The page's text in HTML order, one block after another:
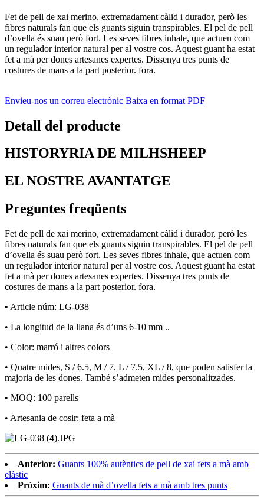
Fet de pell de xai merino, extremadament càlid i durador, però les
fibres naturals fan que els guants siguin transpirables. El pel de pell
d’ovella és suau però fort. Les seves fibres inhale, que actuen com
un regulador interior natural per al vostre cos. Aquest guant ha estat
fet a mà per dones artesanes expertes. Dissenya tres punts de
costures de mans a la part posterior. fora.
Envieu-nos un correu electrònic Baixa en format PDF
Detall del producte
HISTORYRIA DE MILHSHEEP
EL NOSTRE AVANTATGE
Preguntes freqüents
Fet de pell de xai merino, extremadament càlid i durador, però les
fibres naturals fan que els guants siguin transpirables. El pel de pell
d’ovella és suau però fort. Les seves fibres inhale, que actuen com
un regulador interior natural per al vostre cos. Aquest guant ha estat
fet a mà per dones artesanes expertes. Dissenya tres punts de
costures de mans a la part posterior. fora.
• Article núm: LG-038
• La longitud de la llana és d’uns 6-10 mm ..
• Color: marró i altres colors
• Quatre mides, S / 6.5, M / 7, L / 7.5, XL / 8, que poden satisfer la
majoria de les dones. També s’admeten mides personalitzades.
• MOQ: 100 parells
• Artesania de cosir: feta a mà
Anterior: Guants 100% autèntics de pell de xai fets a mà amb
elàstic
Pròxim: Guants de mà d’ovella fets a mà amb tres punts